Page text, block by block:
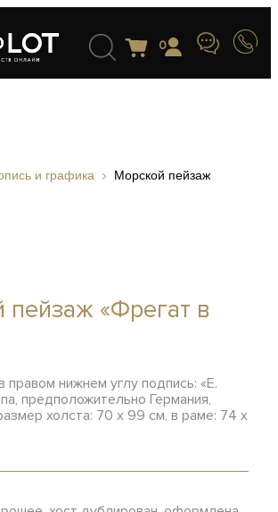
0
и графика
Морской пейзаж
пейзаж «Фрегат в
правом нижнем углу подпись: «E.
предположительно Германия,
холста: 70 х 99 см, в раме: 74 х